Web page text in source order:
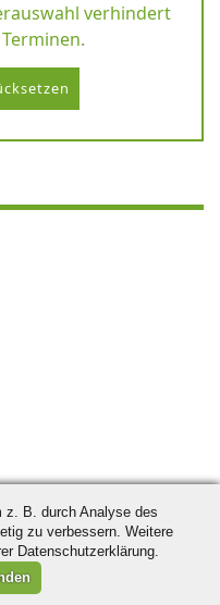
verhindert
z. B. durch Analyse des
zu verbessern. Weitere
Datenschutzerklärung.